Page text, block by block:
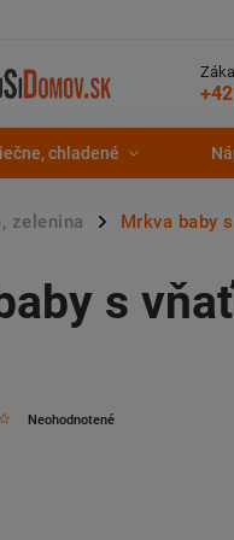
chladené
zelenina / Mrkva baby
s
Neohodnotené